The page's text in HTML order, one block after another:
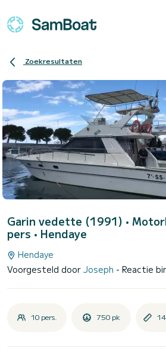
Zoekresultaten
Garin vedette (1991) •
pers • Hendaye
Hendaye
Voorgesteld door Joseph - Reactie
10 pers. 750 pk